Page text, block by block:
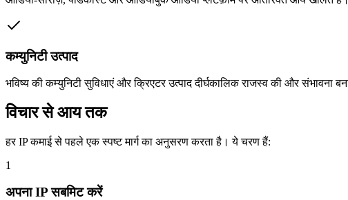
कम्युनिटी उत्पाद
भविष्य की कम्युनिटी सुविधाएं और क्रिएटर उत्पाद दीर्घकालिक राजस्व की और संभावना
विचार से आय तक
हर IP कमाई से पहले एक स्पष्ट मार्ग का अनुसरण करता है। ये चरण हैं:
1
अपना IP सबमिट करें